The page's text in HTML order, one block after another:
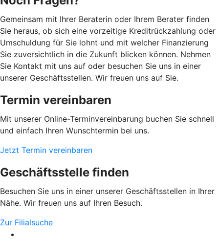
Gemeinsam mit Ihrer Beraterin oder Ihrem Berater finden
Sie heraus, ob sich eine vorzeitige Kreditrückzahlung oder
Umschuldung für Sie lohnt und mit welcher Finanzierung
Sie zuversichtlich in die Zukunft blicken können. Nehmen
Sie Kontakt mit uns auf oder besuchen Sie uns in einer
unserer Geschäftsstellen. Wir freuen uns auf Sie.
Termin vereinbaren
Mit unserer Online-Terminvereinbarung buchen Sie schnell
und einfach Ihren Wunschtermin bei uns.
Jetzt Termin vereinbaren
Geschäftsstelle finden
Besuchen Sie uns in einer unserer Geschäftsstellen in Ihrer
Nähe. Wir freuen uns auf Ihren Besuch.
Zur Filialsuche